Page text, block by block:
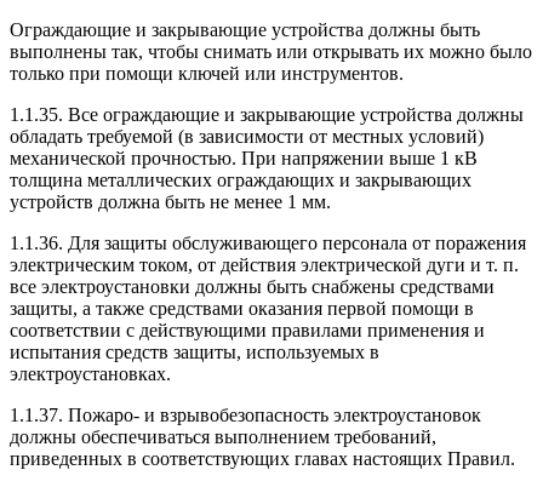
Ограждающие и закрывающие устройства должны быть
выполнены так, чтобы снимать или открывать их можно было
только при помощи ключей или инструментов.
1.1.35. Все ограждающие и закрывающие устройства должны
обладать требуемой (в зависимости от местных условий)
механической прочностью. При напряжении выше 1 кВ
толщина металлических ограждающих и закрывающих
устройств должна быть не менее 1 мм.
1.1.36. Для защиты обслуживающего персонала от поражения
электрическим током, от действия электрической дуги и т. п.
все электроустановки должны быть снабжены средствами
защиты, а также средствами оказания первой помощи в
соответствии с действующими правилами применения и
испытания средств защиты, используемых в
электроустановках.
1.1.37. Пожаро- и взрывобезопасность электроустановок
должны обеспечиваться выполнением требований,
приведенных в соответствующих главах настоящих Правил.